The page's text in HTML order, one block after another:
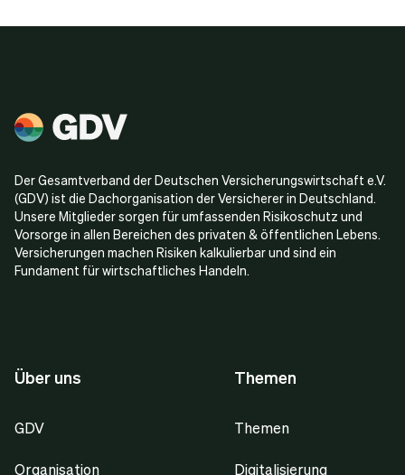
Der Gesamtverband der Deutschen Versicherungswirtschaft e.V.
(GDV) ist die Dachorganisation der Versicherer in Deutschland.
Unsere Mitglieder sorgen für umfassenden Risikoschutz und
Vorsorge in allen Bereichen des privaten & öffentlichen Lebens.
Versicherungen machen Risiken kalkulierbar und sind ein
Fundament für wirtschaftliches Handeln.
Über uns
GDV
Organisation
Themen
Themen
Digitalisierung